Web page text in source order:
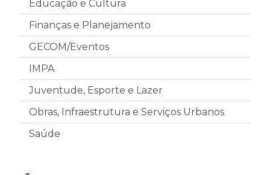
Educação e Cultura
Finanças e Planejamento
GECOM/Eventos
IMPA
Juventude, Esporte e Lazer
Obras, Infraestrutura e Serviços Urbanos
Saúde